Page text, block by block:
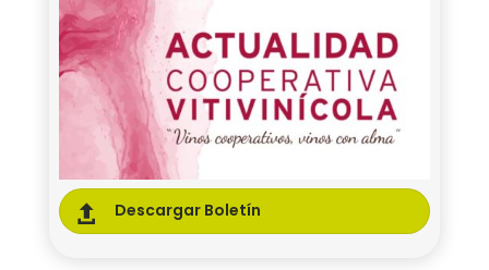
 Descargar Boletín